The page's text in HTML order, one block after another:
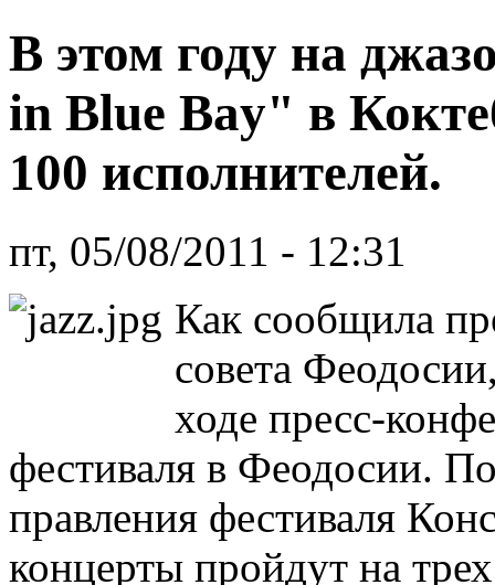
В этом году на
in Blue Bay" в
100 исполнителей.
пт, 05/08/2011 - 12:31
Как сообщила
совета
ходе пресс-
фестиваля в Феодосии.
правления фестиваля
концерты пройдут на